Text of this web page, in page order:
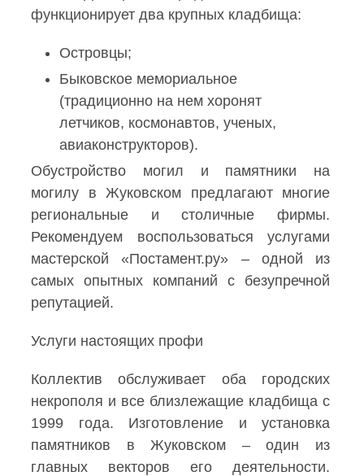
функционирует два крупных кладбища:
Островцы;
Быковское мемориальное
(традиционно на нем хоронят
летчиков, космонавтов, ученых,
авиаконструкторов).
Обустройство могил и памятники на
могилу в Жуковском предлагают многие
региональные и столичные фирмы.
Рекомендуем воспользоваться услугами
мастерской «Постамент.ру» – одной из
самых опытных компаний с безупречной
репутацией.
Услуги настоящих профи
Коллектив обслуживает оба городских
некрополя и все близлежащие кладбища с
1999 года. Изготовление и установка
памятников в Жуковском – один из
главных векторов его деятельности.